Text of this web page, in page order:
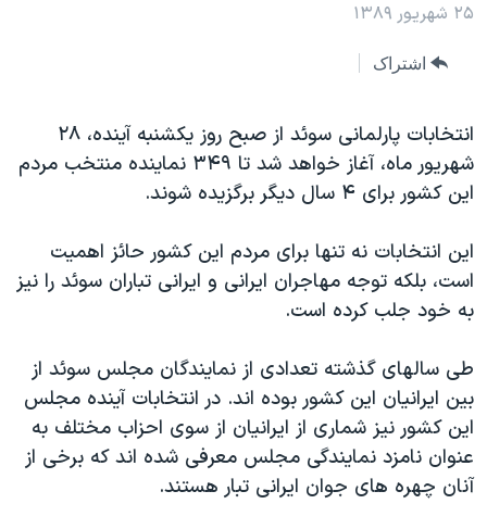
به
اصلی
به
جستجو
آمریکا
گزیده‌ها
ویژه برنامه‌ها
ویدیوها
فرهنگ و زندگی
حقوق شهروندی
اقتصادی
علم و فناوری
اسرائیل در جنگ
گالری عکس
آرشیو پخش زنده
جدول برنامه ها
صفحه‌های ویژه
عملیات خشم حماسی
۲۵۰سالگی آمریکا
بایگانی برنامه‌های تلویزیونی
مستندها
انتخابات ریاست جمهوری آمریکا ۲۰۲۴
حمله جمهوری اسلامی به اسرائیل
رمز مهسا
ورزش زنان در ایران
اعتراضات زن، زندگی، آزادی
مجموعه مستندهای دادخواهی
پخش رادیویی
یادگیری زبان انگلیسی
دنبال کنید
زبانهای مختلف
۲۵ شهریور ۱۳۸۹
اشتراک
انتخابات پارلمانی سوئد از صبح روز یکشنبه آینده، ٢۸
شهریور ماه، آغاز خواهد شد تا ۳۴۹ نماینده منتخب مردم
این کشور برای ۴ سال دیگر برگزيده شوند.
این انتخابات نه تنها برای مردم این کشور حائز اهمیت
است، بلکه توجه مهاجران ایرانی و ایرانی تباران سوئد را نیز
به خود جلب کرده است.
طی سالهای گذشته تعدادی از نمایندگان مجلس سوئد از
بین ایرانیان این کشور بوده اند. در انتخابات آینده مجلس
این کشور نیز شماری از ایرانیان از سوی احزاب مختلف به
عنوان نامزد نمایندگی مجلس معرفی شده اند که برخی از
آنان چهره های جوان ایرانی تبار هستند.